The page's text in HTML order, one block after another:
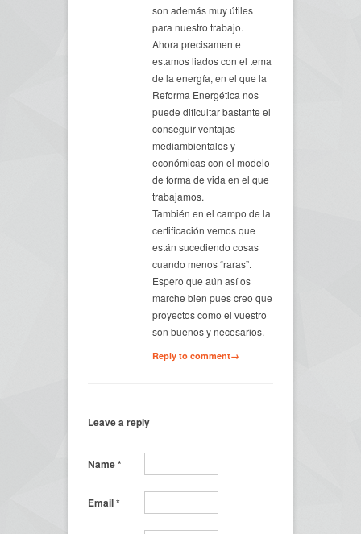
son además muy útiles
para nuestro trabajo.
Ahora precisamente
estamos liados con el tema
de la energía, en el que la
Reforma Energética nos
puede dificultar bastante el
conseguir ventajas
mediambientales y
económicas con el modelo
de forma de vida en el que
trabajamos.
También en el campo de la
certificación vemos que
están sucediendo cosas
cuando menos “raras”.
Espero que aún así os
marche bien pues creo que
proyectos como el vuestro
son buenos y necesarios.
Reply to comment→
Leave a reply
Name*
Email*